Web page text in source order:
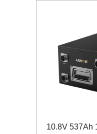
10.8V 537Ah